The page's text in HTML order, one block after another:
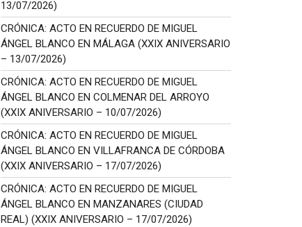
13/07/2026)
CRÓNICA: ACTO EN RECUERDO DE MIGUEL
ÁNGEL BLANCO EN MÁLAGA (XXIX ANIVERSARIO
– 13/07/2026)
CRÓNICA: ACTO EN RECUERDO DE MIGUEL
ÁNGEL BLANCO EN COLMENAR DEL ARROYO
(XXIX ANIVERSARIO – 10/07/2026)
CRÓNICA: ACTO EN RECUERDO DE MIGUEL
ÁNGEL BLANCO EN VILLAFRANCA DE CÓRDOBA
(XXIX ANIVERSARIO – 17/07/2026)
CRÓNICA: ACTO EN RECUERDO DE MIGUEL
ÁNGEL BLANCO EN MANZANARES (CIUDAD
REAL) (XXIX ANIVERSARIO – 17/07/2026)